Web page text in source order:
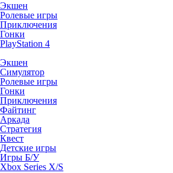
Экшен
Ролевые игры
Приключения
Гонки
PlayStation 4
Экшен
Симулятор
Ролевые игры
Гонки
Приключения
Файтинг
Аркада
Стратегия
Квест
Детские игры
Игры Б/У
Xbox Series X/S